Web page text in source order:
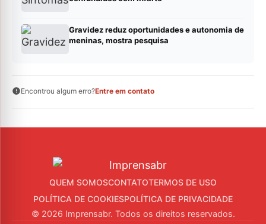
Gravidez reduz oportunidades e autonomia de
meninas, mostra pesquisa
Encontrou algum erro?Entre em contato
QUEM SOMOSCONTATOTERMOS DE USO
POLÍTICA DE COOKIESPOLÍTICA DE PRIVACIDADE
© 2026 Imprensabr. Todos os direitos reservados.